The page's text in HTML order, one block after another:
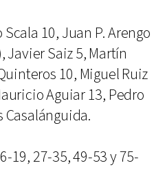
10, Juan P. Arengo
Javier Saiz 5, Martín
10, Miguel Ruiz
Aguiar 13, Pedro
Casalánguida.
19, 27-35, 49-53 y 75-